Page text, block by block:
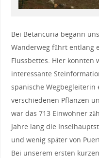
Bei Betancuria begann
Wanderweg führt entlang
Flussbettes. Hier konnten
interessante
spanische Wegbegleiterin
verschiedenen Pflanzen
war das 713 Einwohner
Jahre lang die
und wenig später von
Bei unserem ersten